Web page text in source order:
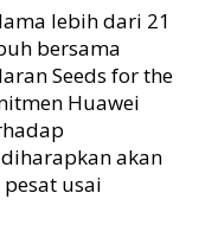
lebih dari 21
bersama
Seeds for the
Huawei
akan
usai